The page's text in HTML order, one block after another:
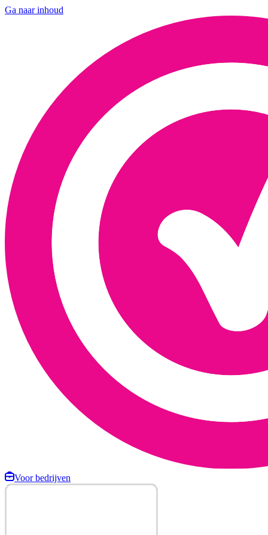
Ga naar inhoud
Voor bedrijven